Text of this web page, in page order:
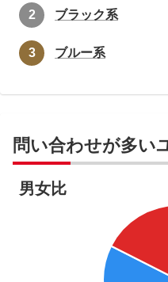
ブラック系
ブルー系
問い合わせが多い
男女比